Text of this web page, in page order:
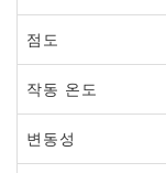
점도
작동 온도
변동성